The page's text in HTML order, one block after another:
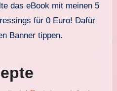
das eBook mit meinen 5
für 0 Euro! Dafür
Banner tippen.